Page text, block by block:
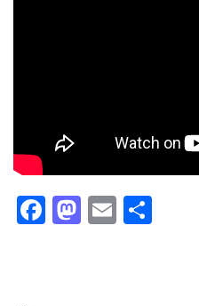
Facebook
Mastodon
Email